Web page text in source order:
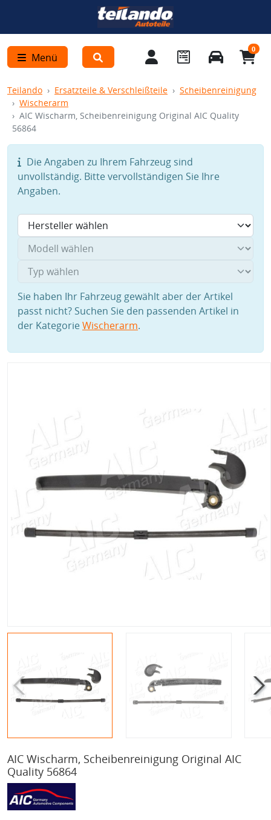
Menü
0
Teilando Ersatzteile & Verschleißteile
Scheibenreinigung
Wischerarm
AIC Wischarm, Scheibenreinigung Original AIC Quality
56864
Die Angaben zu Ihrem Fahrzeug sind
unvollständig. Bitte vervollständigen Sie Ihre
Angaben.
Sie haben Ihr Fahrzeug gewählt aber der Artikel
passt nicht? Suchen Sie den passenden Artikel in
der KategorieWischerarm.
AIC Wischarm, Scheibenreinigung Original AIC
Quality 56864